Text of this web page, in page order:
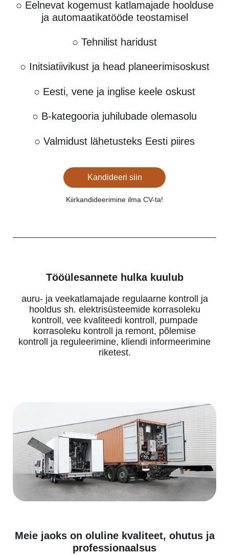
○ Eelnevat kogemust katlamajade hoolduse
ja automaatikatööde teostamisel
○ Tehnilist haridust
○ Initsiatiivikust ja head planeerimisoskust
○ Eesti, vene ja inglise keele oskust
○ B-kategooria juhilubade olemasolu
○ Valmidust lähetusteks Eesti piires
Kandideeri siin
Kiirkandideerimine ilma CV-ta!
Tööülesannete hulka kuulub
auru- ja veekatlamajade regulaarne kontroll ja
hooldus sh. elektrisüsteemide korrasoleku
kontroll, vee kvaliteedi kontroll, pumpade
korrasoleku kontroll ja remont, põlemise
kontroll ja reguleerimine, kliendi informeerimine
riketest.
Meie jaoks on oluline kvaliteet, ohutus ja
professionaalsus